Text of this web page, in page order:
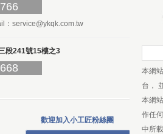
service@ykqk.com.tw
段241號15樓之3
歡迎加入小工匠粉絲團
本網
台，
本網
作任
中所